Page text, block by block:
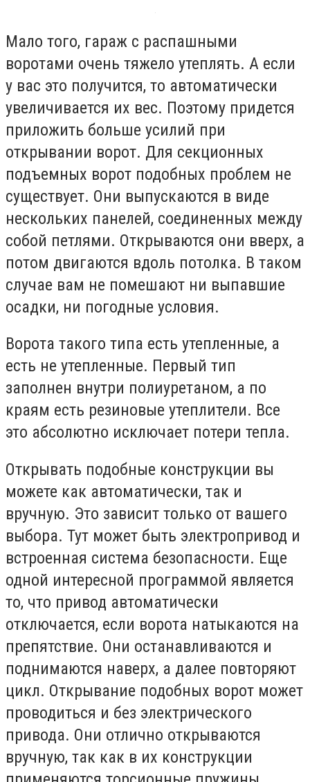
Мало того, гараж с распашными
воротами очень тяжело утеплять. А если
у вас это получится, то автоматически
увеличивается их вес. Поэтому придется
приложить больше усилий при
открывании ворот. Для секционных
подъемных ворот подобных проблем не
существует. Они выпускаются в виде
нескольких панелей, соединенных между
собой петлями. Открываются они вверх, а
потом двигаются вдоль потолка. В таком
случае вам не помешают ни выпавшие
осадки, ни погодные условия.
Ворота такого типа есть утепленные, а
есть не утепленные. Первый тип
заполнен внутри полиуретаном, а по
краям есть резиновые утеплители. Все
это абсолютно исключает потери тепла.
Открывать подобные конструкции вы
можете как автоматически, так и
вручную. Это зависит только от вашего
выбора. Тут может быть электропривод и
встроенная система безопасности. Еще
одной интересной программой является
то, что привод автоматически
отключается, если ворота натыкаются на
препятствие. Они останавливаются и
поднимаются наверх, а далее повторяют
цикл. Открывание подобных ворот может
проводиться и без электрического
привода. Они отлично открываются
вручную, так как в их конструкции